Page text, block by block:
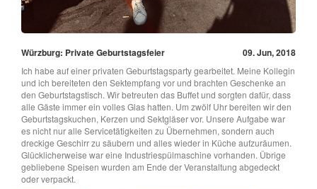
Würzburg: Private Geburtstagsfeier 09. Jun, 2018
Ich habe auf einer privaten Geburtstagsparty gearbeitet. Meine Kollegin
und ich bereiteten den Sektempfang vor und brachten Geschenke an
den Geburtstagstisch. Wir betreuten das Buffet und sorgten dafür, dass
alle Gäste immer ein volles Glas hatten. Um zwölf Uhr bereiten wir den
Geburtstagskuchen, Kerzen und Sektgläser vor. Unsere Aufgabe war
es nicht nur alle Servicetätigkeiten zu Übernehmen, sondern auch
dreckige Geschirr zu säubern und alles wieder in Küche aufzuräumen.
Glücklicherweise war eine Industriespülmaschine vorhanden. Übrige
gebliebene Speisen wurden am Ende der Veranstaltung abgedeckt
oder verpackt.